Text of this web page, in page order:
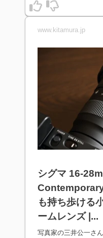
www.kitamura.jp
シグマ 16-
も持ち歩ける
ームレンズ |...
写真家の三井公一さ